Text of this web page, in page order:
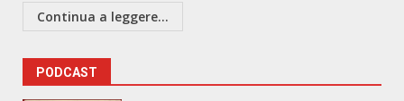
Continua a leggere...
PODCAST